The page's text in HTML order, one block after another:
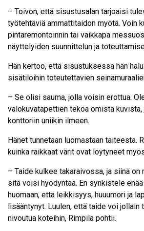
– Toivon, että sisustusalan tarjoaisi
työtehtäviä ammattitaidon myötä. Voin
pintaremontoinnin tai vaikkapa
näyttelyiden suunnittelun ja
Hän kertoo, että sisustuksessa hän
sisätiloihin toteutettavien
– Se olisi sauma, jolla voisin erottua.
valokuvatapettien tekoa omista
konttoriin uniikin ilmeen.
Hänet tunnetaan luomastaan taiteesta.
kuinka raikkaat värit ovat löytyneet
– Taide kulkee takaraivossa, ja siinä on
sitä voisi hyödyntää. En synkistele
huomaan, että leikkisyys, huuumori ja
lisääntynyt. Luulen, että taide voi jollain
nivoutua koteihin, Rimpilä pohtii.